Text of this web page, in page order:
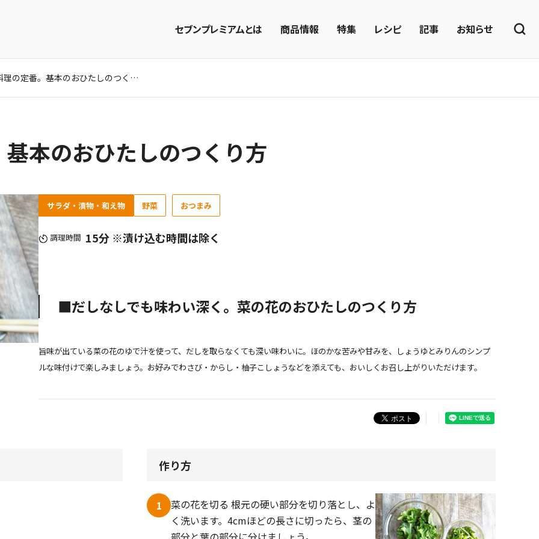
セブンプレミアムとは 商品情報 特集 レシピ 記事 お知らせ
菜の花料理の定番。基本のおひたしのつくり方
本のおひたしのつくり方
サラダ・漬物・和え物 野菜 おつまみ
調理時間 15分 ※漬け込む時間は除く
■だしなしでも味わい深く。菜の花のおひたしのつくり方
旨味が出ている菜の花のゆで汁を使って、だしを取らなくても深い味わいに。ほのかな苦みや甘みを、しょうゆとみりんのシンプ
ルな味付けで楽しみましょう。お好みでわさび・からし・柚子こしょうなどを添えても、おいしくお召し上がりいただけます。
作り方
1
菜の花を切る 根元の硬い部分を切り落とし、よ
く洗います。4cmほどの長さに切ったら、茎の